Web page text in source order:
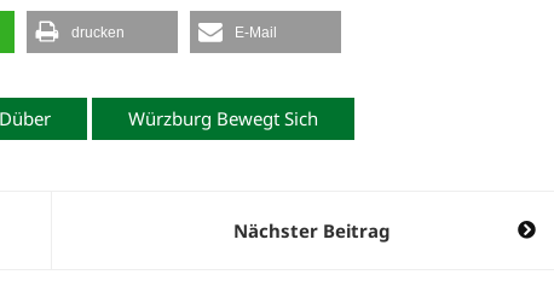
drucken E-Mail
Würzburg Bewegt Sich
Nächster Beitrag